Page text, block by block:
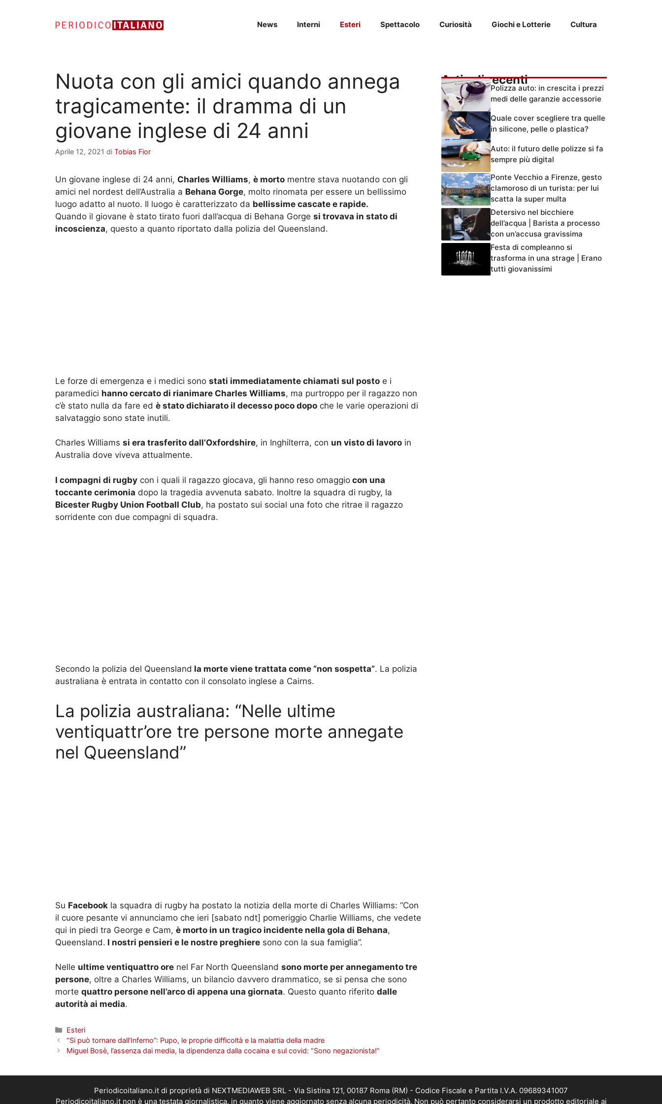
News Interni Esteri Spettacolo Curiosità Giochi e Lotterie Cultura
Nuota con gli amici quando annega
tragicamente: il dramma di un
giovane inglese di 24 anni
Aprile 12, 2021 di Tobias Fior
Un giovane inglese di 24 anni, Charles Williams, è morto mentre stava nuotando con gli
amici nel nordest dell’Australia a Behana Gorge, molto rinomata per essere un bellissimo
luogo adatto al nuoto. Il luogo è caratterizzato da bellissime cascate e rapide.
Quando il giovane è stato tirato fuori dall’acqua di Behana Gorge si trovava in stato di
incoscienza, questo a quanto riportato dalla polizia del Queensland.
Le forze di emergenza e i medici sono stati immediatamente chiamati sul posto e i
paramedici hanno cercato di rianimare Charles Williams, ma purtroppo per il ragazzo non
c’è stato nulla da fare ed è stato dichiarato il decesso poco dopo che le varie operazioni di
salvataggio sono state inutili.
Charles Williams si era trasferito dall’Oxfordshire, in Inghilterra, con un visto di lavoro in
Australia dove viveva attualmente.
I compagni di rugby con i quali il ragazzo giocava, gli hanno reso omaggio con una
toccante cerimonia dopo la tragedia avvenuta sabato. Inoltre la squadra di rugby, la
Bicester Rugby Union Football Club, ha postato sui social una foto che ritrae il ragazzo
sorridente con due compagni di squadra.
Secondo la polizia del Queensland la morte viene trattata come “non sospetta”. La polizia
australiana è entrata in contatto con il consolato inglese a Cairns.
La polizia australiana: “Nelle ultime
ventiquattr’ore tre persone morte annegate
nel Queensland”
Su Facebook la squadra di rugby ha postato la notizia della morte di Charles Williams: “Con
il cuore pesante vi annunciamo che ieri [sabato ndt] pomeriggio Charlie Williams, che vedete
qui in piedi tra George e Cam, è morto in un tragico incidente nella gola di Behana,
Queensland. I nostri pensieri e le nostre preghiere sono con la sua famiglia”.
Nelle ultime ventiquattro ore nel Far North Queensland sono morte per annegamento tre
persone, oltre a Charles Williams, un bilancio davvero drammatico, se si pensa che sono
morte quattro persone nell’arco di appena una giornata. Questo quanto riferito dalle
autorità ai media.
Categorie
Esteri
“Si può tornare dall’Inferno”: Pupo, le proprie difficoltà e la malattia della madre
Miguel Bosè, l’assenza dai media, la dipendenza dalla cocaina e sul covid: “Sono negazionista!”
Articoli recenti
Polizza auto: in crescita i prezzi
medi delle garanzie accessorie
Quale cover scegliere tra quelle
in silicone, pelle o plastica?
Auto: il futuro delle polizze si fa
sempre più digital
Ponte Vecchio a Firenze, gesto
clamoroso di un turista: per lui
scatta la super multa
Detersivo nel bicchiere
dell’acqua | Barista a processo
con un’accusa gravissima
Festa di compleanno si
trasforma in una strage | Erano
tutti giovanissimi
Periodicoitaliano.it di proprietà di NEXTMEDIAWEB SRL - Via Sistina 121, 00187 Roma (RM) - Codice Fiscale e Partita I.V.A. 09689341007
Periodicoitaliano.it non è una testata giornalistica, in quanto viene aggiornato senza alcuna periodicità. Non può pertanto considerarsi un prodotto editoriale ai